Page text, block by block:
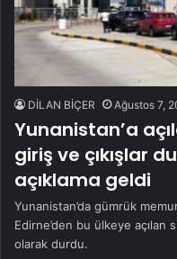
DİLAN BİÇER Ağustos 7,
Yunanistan’a
giriş ve çıkışlar
açıklama geldi
Yunanistan’da gümrük
Edirne’den bu ülkeye açılan
olarak durdu.